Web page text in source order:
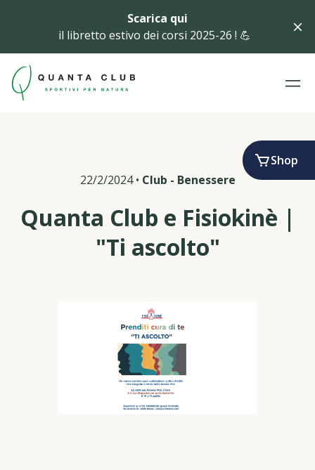
Scarica qui
il libretto estivo dei corsi 2025-26 ! 💪
Shop
22/2/2024• Club - Benessere
Quanta Club e Fisiokinè |
"Ti ascolto"